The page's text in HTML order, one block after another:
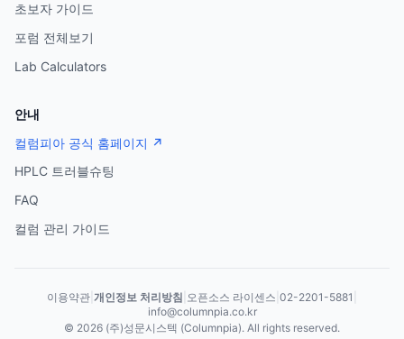
초보자 가이드
포럼 전체보기
Lab Calculators
안내
컬럼피아 공식 홈페이지 ↗
HPLC 트러블슈팅
FAQ
컬럼 관리 가이드
이용약관 개인정보 처리방침 오픈소스 라이센스 02-2201-5881
info@columnpia.co.kr
© 2026 (주)성문시스텍 (Columnpia). All rights reserved.